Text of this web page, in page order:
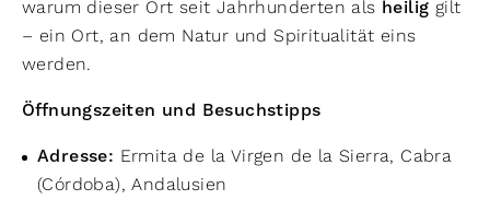
warum dieser Ort seit Jahrhunderten als heilig gilt
– ein Ort, an dem Natur und Spiritualität eins
werden.
Öffnungszeiten und Besuchstipps
Adresse: Ermita de la Virgen de la Sierra, Cabra
(Córdoba), Andalusien